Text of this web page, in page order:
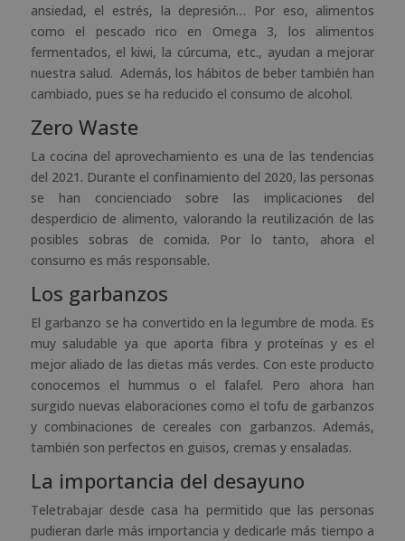
ansiedad, el estrés, la depresión… Por eso, alimentos
como el pescado rico en Omega 3, los alimentos
fermentados, el kiwi, la cúrcuma, etc., ayudan a mejorar
nuestra salud. Además, los hábitos de beber también han
cambiado, pues se ha reducido el consumo de alcohol.
Zero Waste
La cocina del aprovechamiento es una de las tendencias
del 2021. Durante el confinamiento del 2020, las personas
se han concienciado sobre las implicaciones del
desperdicio de alimento, valorando la reutilización de las
posibles sobras de comida. Por lo tanto, ahora el
consumo es más responsable.
Los garbanzos
El garbanzo se ha convertido en la legumbre de moda. Es
muy saludable ya que aporta fibra y proteínas y es el
mejor aliado de las dietas más verdes. Con este producto
conocemos el hummus o el falafel. Pero ahora han
surgido nuevas elaboraciones como el tofu de garbanzos
y combinaciones de cereales con garbanzos. Además,
también son perfectos en guisos, cremas y ensaladas.
La importancia del desayuno
Teletrabajar desde casa ha permitido que las personas
pudieran darle más importancia y dedicarle más tiempo a